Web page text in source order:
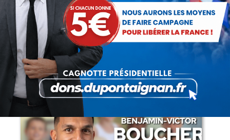
Lorsque tout flambe et que l’État
s’affaisse.